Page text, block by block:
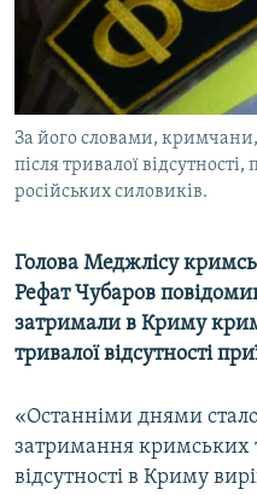
СВІДЧЕННЯ ОКУПАЦІЇ
УКРАЇНСЬКА ПРОБЛЕМА КРИМУ
ІНФОГРАФІКА
Qırımtatar
ДОЛУЧАЙСЯ!
За його словами, кримчани,
після тривалої
російських силовиків.
Голова Меджлісу
Рефат Чубаров
затримали в Криму
тривалої відсутності
«Останніми днями
затримання кримських
відсутності в Криму